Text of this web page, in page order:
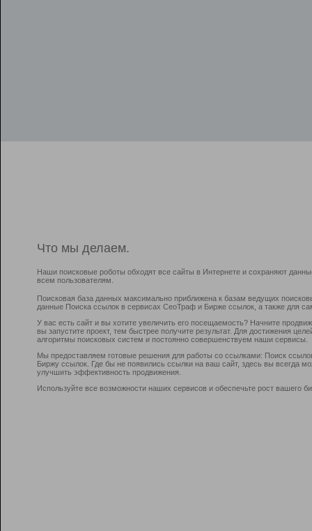
Что мы делаем.
Наши поисковые роботы обходят все сайты в Интернете и сохраняют
всем пользователям.
Поисковая база данных максимально приближена к базам ведущих
данные Поиска ссылок в сервисах СеоТраф и Бирже ссылок, а также для
У вас есть сайт и вы хотите увеличить его посещаемость? Начните
вы запустите проект, тем быстрее получите результат. Для достижения
алгоритмы поисковых систем и постоянно совершенствуем наши сервисы.
Мы предоставляем готовые решения для работы со ссылками: Поиск
Биржу ссылок. Где бы не появились ссылки на ваш сайт, здесь вы всегда
улучшить эффективность продвижения.
Используйте все возможности наших сервисов и обеспечьте рост вашего